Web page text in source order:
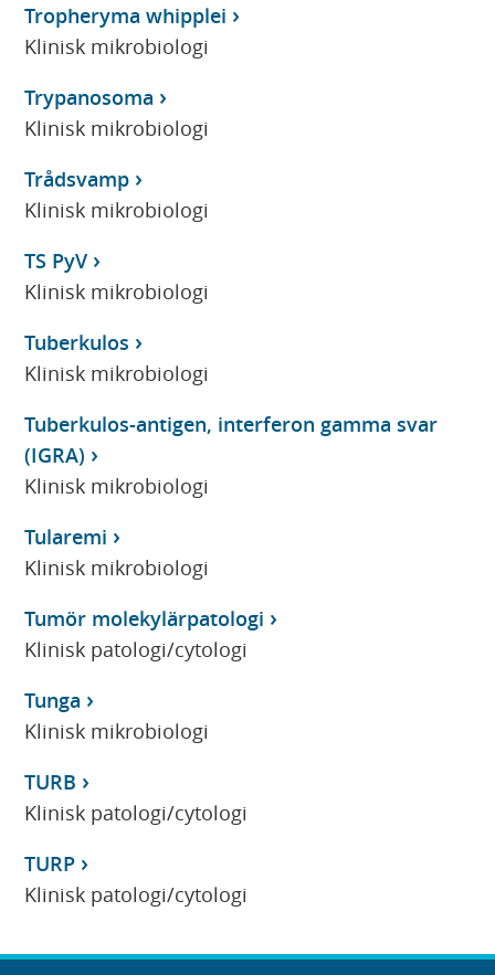
Tropheryma whipplei
Klinisk mikrobiologi
Trypanosoma
Klinisk mikrobiologi
Trådsvamp
Klinisk mikrobiologi
TS PyV
Klinisk mikrobiologi
Tuberkulos
Klinisk mikrobiologi
Tuberkulos-antigen, interferon gamma svar
(IGRA)
Klinisk mikrobiologi
Tularemi
Klinisk mikrobiologi
Tumör molekylärpatologi
Klinisk patologi/cytologi
Tunga
Klinisk mikrobiologi
TURB
Klinisk patologi/cytologi
TURP
Klinisk patologi/cytologi